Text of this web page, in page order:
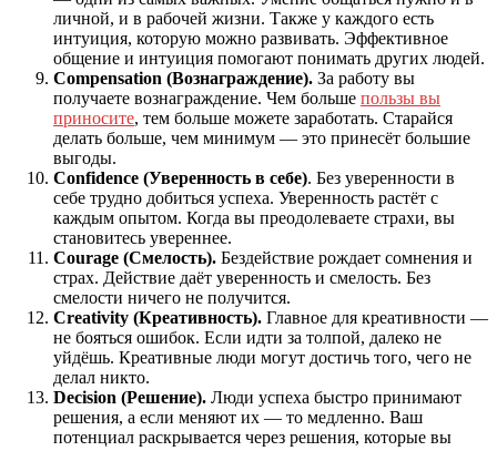
личной, и в рабочей жизни. Также у каждого есть
интуиция, которую можно развивать. Эффективное
общение и интуиция помогают понимать других людей.
Compensation (Вознаграждение). За работу вы
получаете вознаграждение. Чем больше пользы вы
приносите, тем больше можете заработать. Старайся
делать больше, чем минимум — это принесёт большие
выгоды.
Confidence (Уверенность в себе). Без уверенности в
себе трудно добиться успеха. Уверенность растёт с
каждым опытом. Когда вы преодолеваете страхи, вы
становитесь увереннее.
Courage (Смелость). Бездействие рождает сомнения и
страх. Действие даёт уверенность и смелость. Без
смелости ничего не получится.
Creativity (Креативность). Главное для креативности —
не бояться ошибок. Если идти за толпой, далеко не
уйдёшь. Креативные люди могут достичь того, чего не
делал никто.
Decision (Решение). Люди успеха быстро принимают
решения, а если меняют их — то медленно. Ваш
потенциал раскрывается через решения, которые вы